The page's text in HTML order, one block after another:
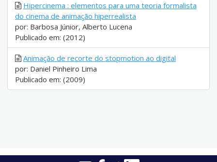
Hipercinema : elementos para uma teoria formalista
do cinema de animação hiperrealista
por: Barbosa Júnior, Alberto Lucena
Publicado em: (2012)
Animação de recorte do stopmotion ao digital
por: Daniel Pinheiro Lima
Publicado em: (2009)